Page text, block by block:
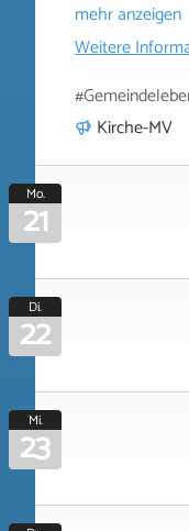
mehr anzeigen
Weitere
Kirche-MV
Mo.
21
Di.
22
Mi.
23